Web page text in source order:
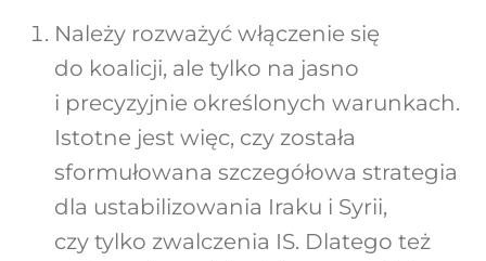
Należy rozważyć włączenie się
do koalicji, ale tylko na jasno
i precyzyjnie określonych warunkach.
Istotne jest więc, czy została
sformułowana szczegółowa strategia
dla ustabilizowania Iraku i Syrii,
czy tylko zwalczenia IS. Dlatego też